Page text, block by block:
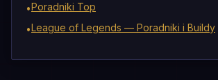
•Poradniki Top
•League of Legends — Poradniki i Buildy